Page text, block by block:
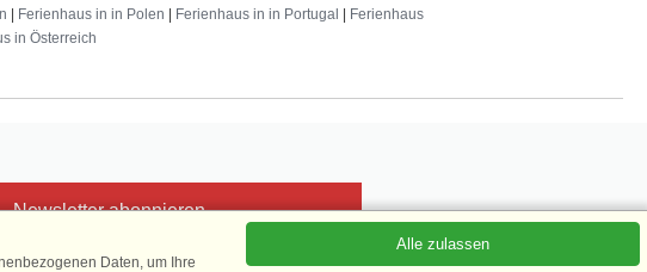
| Ferienhaus in in Polen | Ferienhaus in in Portugal | Ferienhaus
in Österreich
Newsletter abonnieren
Daten, um Ihre
Alle zulassen